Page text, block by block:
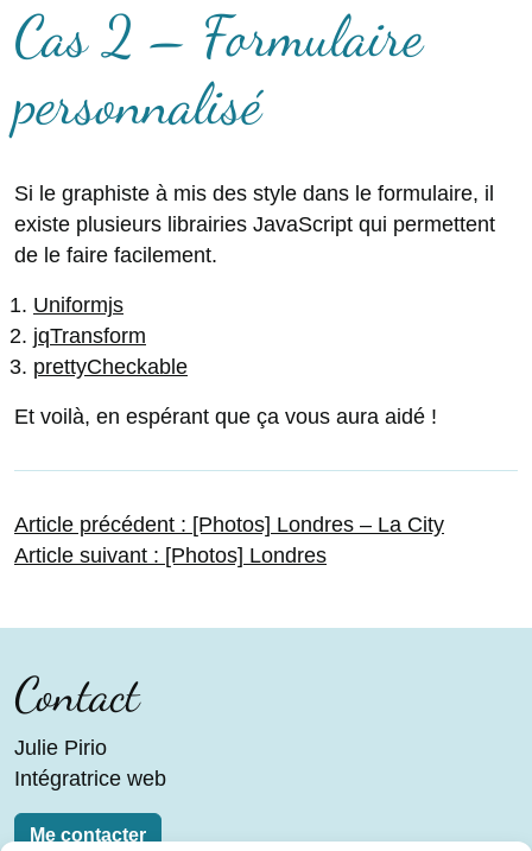
Cas 2 – Formulaire
personnalisé
Si le graphiste à mis des style dans le formulaire, il
existe plusieurs librairies JavaScript qui permettent
de le faire facilement.
Uniformjs
jqTransform
prettyCheckable
Et voilà, en espérant que ça vous aura aidé !
Navigation
de
l’article
Article précédent : Article
précédent :
[Photos] Londres – La City
Article suivant : Article
[Photos] Londres
Contact
Julie Pirio
Intégratrice web
Me contacter